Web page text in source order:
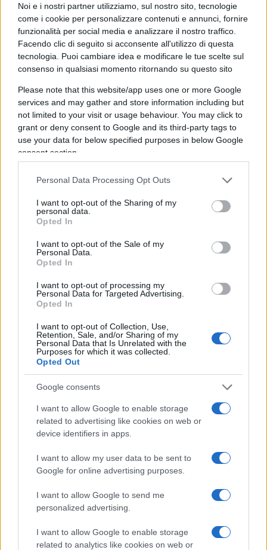
Noi e i nostri partner utilizziamo, sul nostro sito, tecnologie
come i cookie per personalizzare contenuti e annunci, fornire
funzionalità per social media e analizzare il nostro traffico.
Facendo clic di seguito si acconsente all'utilizzo di questa
tecnologia. Puoi cambiare idea e modificare le tue scelte sul
consenso in qualsiasi momento ritornando su questo sito
Please note that this website/app uses one or more Google
services and may gather and store information including but
not limited to your visit or usage behaviour. You may click to
grant or deny consent to Google and its third-party tags to
use your data for below specified purposes in below Google
consent section.
Personal Data Processing Opt Outs
I want to opt-out of the Sharing of my
personal data.
Opted In
I want to opt-out of the Sale of my
Personal Data.
Opted In
I want to opt-out of processing my
Personal Data for Targeted Advertising.
Opted In
I want to opt-out of Collection, Use,
Retention, Sale, and/or Sharing of my
Personal Data that Is Unrelated with the
Purposes for which it was collected.
Opted Out
Google consents
I want to allow Google to enable storage
related to advertising like cookies on web or
device identifiers in apps.
I want to allow my user data to be sent to
Google for online advertising purposes.
I want to allow Google to send me
personalized advertising.
I want to allow Google to enable storage
related to analytics like cookies on web or
metro C di prossima apertura non porti il nome
della battaglia, oggi con la proposta diVirginia
Raggiche vuole accogliere il cambio di nome
della fermata della metropolitana. Di qui l’idea di
figlio di una donna somala e di un maresciallo di
fanteria italiana, ucciso dai tedeschi nel 1945 a
soli 22 anni, la nuova stazione della metro C.
La proposta del sindaco Raggi è stata accolta da
Amin Nour, tra i fondatori dell’associazioneNeri
Black lives matter Roma, che ha dichiarato: “È un
grandissimo segnale per il Paese: non solo perché
si ricorda che anche gli italiani neri hanno
combattuto nella resistenza e per creare l’Italia
di voler riconoscere tutti i cittadini, a prescindere
dal colore della pelle”. Nour è il classico esempio
di memoria alterna e omette di ricordare (o forse
non lo conosce proprio) il ruolo svolto dagli
ascari, i militari eritrei – tutti di colore – che
facevano parte dell’esercito italiano ed erano
fedelissimi uomini che combattevano per il
tricolore.
#AMBA ARADAM #GEORGE FLOYD
#VIRGINIA RAGGI
SUCCESSIVA
53